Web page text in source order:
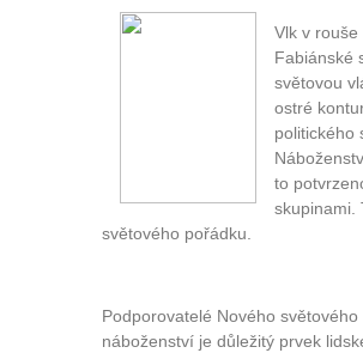
Vlk v
Fabiánské
světovou
ostré
politického
to
skupinami.
světového pořádku.
Podporovatelé Nového
náboženství je důležitý prvek